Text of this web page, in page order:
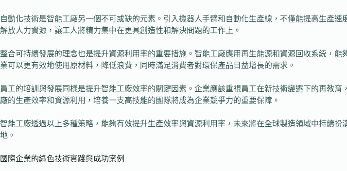
自動化技術是智能工廠另一個不可或缺的元素。引入機器人手臂和自動化生產線，不僅能提高生產
解放人力資源，讓工人將精力集中在更具創造性和解決問題的工作上。
整合可持續發展的理念也是提升資源利用率的重要措施。智能工廠應用再生能源和資源回收系統，
業可以更有效地使用原材料，降低浪費，同時滿足消費者對環保產品日益增長的需求。
員工的培訓與發展同樣是提升智能工廠效率的關鍵因素。企業應該重視員工在新技術變遷下的再教
廠的生產效率和資源利用，培養一支高技能的團隊將成為企業競爭力的重要保障。
智能工廠透過以上多種策略，能夠有效提升生產效率與資源利用率，未來將在全球製造領域中持續
地。
國際企業的綠色技術實踐與成功案例